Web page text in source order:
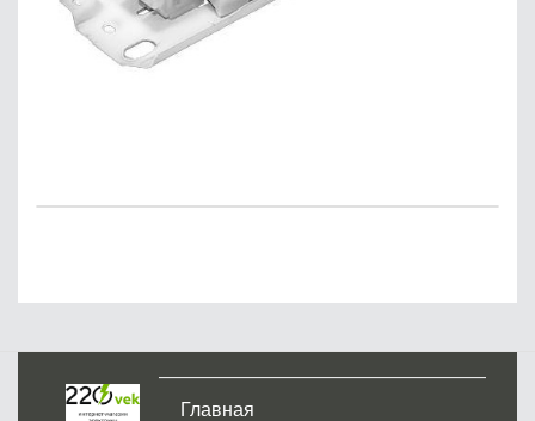
Главная